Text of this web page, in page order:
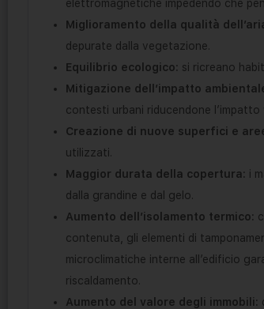
elettromagnetiche impedendo che
Miglioramento della qualità
depurate dalla vegetazione.
Equilibrio ecologico: si ricreano
Mitigazione dell’impatto
contesti urbani riducendone l’impatto
Creazione di nuove superfici e
utilizzati.
Maggior durata della copertura: i
dalla grandine e dal gelo.
Aumento dell’isolamento termico:
contenuta, gli elementi di
microclimatiche interne all’edificio
riscaldamento.
Aumento del valore degli immobili: